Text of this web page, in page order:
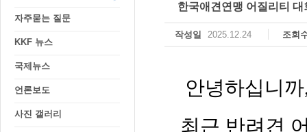
자주묻는 질문
KKF 뉴스
국제뉴스
언론보도
사진 갤러리